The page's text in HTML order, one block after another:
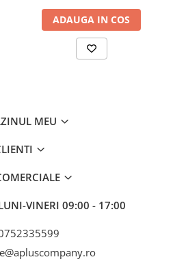
ADAUGA IN COS
MEU
VINERI 09:00 - 17:00